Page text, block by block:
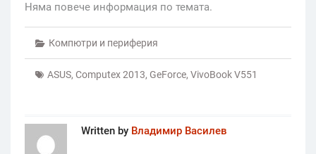
Няма повече информация по темата.
Компютри и периферия
ASUS, Computex 2013, GeForce, VivoBook V551
Written by Владимир Василев